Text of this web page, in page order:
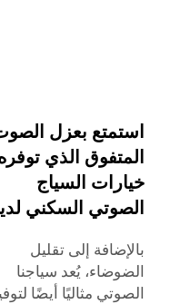
استمتع بعزل الصوت
المتفوق الذي توفره
خيارات السياج
الصوتي السكني لدينا
بالإضافة إلى تقليل
الضوضاء، يُعد سياجنا
الصوتي مثاليًا أيضًا لتوفير